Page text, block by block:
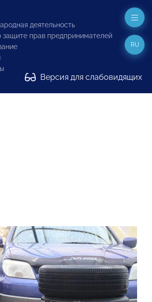
деятельность
защите прав предпринимателей
Версия для слабовидящих
RU